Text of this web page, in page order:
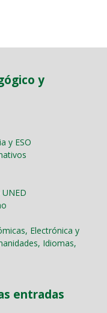
y
y ESO
Electrónica y
Idiomas,
entradas